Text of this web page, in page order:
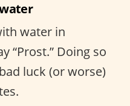
water in
“Prost.” Doing so
luck (or worse)